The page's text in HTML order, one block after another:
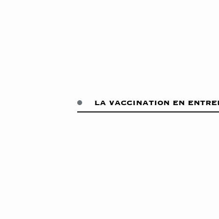
la vaccination en